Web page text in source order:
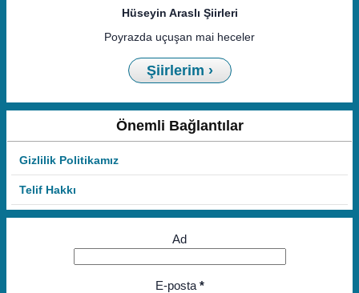
Hüseyin Araslı Şiirleri
Poyrazda uçuşan mai heceler
Şiirlerim ›
Önemli Bağlantılar
Gizlilik Politikamız
Telif Hakkı
Ad
E-posta *